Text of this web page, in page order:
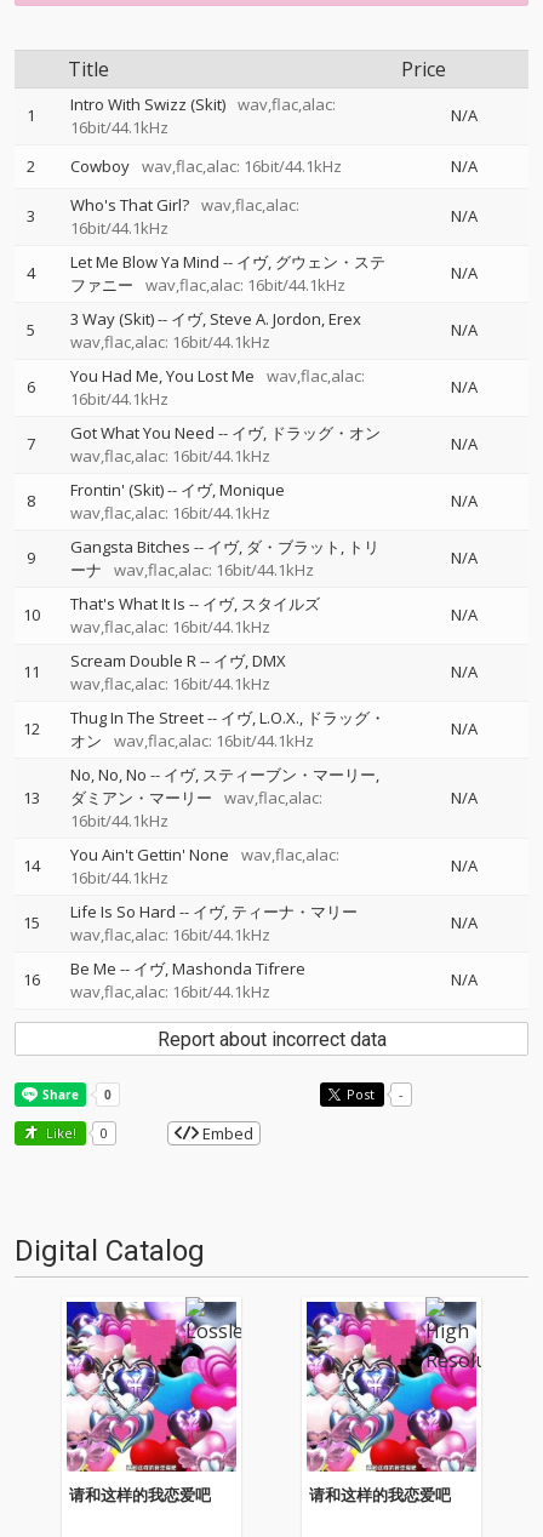
Title Price
1 Intro With Swizz (Skit) wav,flac,alac:
16bit/44.1kHz
N/A
2 Cowboy wav,flac,alac: 16bit/44.1kHz N/A
3 Who's That Girl? wav,flac,alac:
16bit/44.1kHz
N/A
4 Let Me Blow Ya Mind -- イヴ グウェン・ステ
ファニー
wav,flac,alac: 16bit/44.1kHz
N/A
5 3 Way (Skit)-- イヴ Steve A. Jordon Erex
wav,flac,alac: 16bit/44.1kHz
N/A
6 You Had Me, You Lost Me
wav,flac,alac:
16bit/44.1kHz
N/A
7 Got What You Need -- イヴ ドラッグ・オン
wav,flac,alac: 16bit/44.1kHz
N/A
8 Frontin' (Skit)-- イヴ Monique
wav,flac,alac: 16bit/44.1kHz
N/A
9 Gangsta Bitches -- イヴ ダ・ブラット
トリ
ーナ
wav,flac,alac: 16bit/44.1kHz
N/A
10 That's What It Is -- イヴ スタイルズ
wav,flac,alac: 16bit/44.1kHz
N/A
11 Scream Double R-- イヴ DMX
wav,flac,alac: 16bit/44.1kHz
N/A
12 Thug In The Street-- イヴ L.O.X.
ドラッグ・
オン
wav,flac,alac: 16bit/44.1kHz
N/A
13
No, No, No -- イヴ スティーブン・マーリー
ダミアン・マーリー
wav,flac,alac:
16bit/44.1kHz
N/A
14 You Ain't Gettin' None
wav,flac,alac:
16bit/44.1kHz
N/A
15 Life Is So Hard -- イヴ ティーナ・マリー
wav,flac,alac: 16bit/44.1kHz
N/A
16 Be Me -- イヴ Mashonda Tifrere
wav,flac,alac: 16bit/44.1kHz
N/A
Report about incorrect data
Post -
Like! 0 Embed
Digital Catalog
请和这样的我恋爱吧 请和这样的我恋爱吧